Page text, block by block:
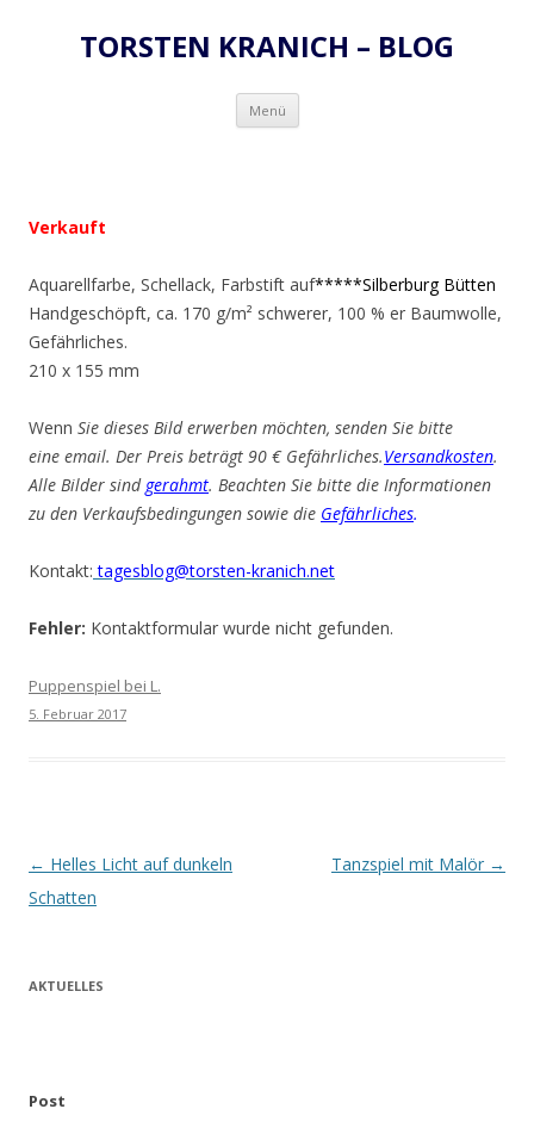
TORSTEN KRANICH – BLOG
Menü Zum
springen
Verkauft
Aquarellfarbe, Schellack, Farbstift auf*****Silberburg Bütten
Handgeschöpft, ca. 170 g/m² schwerer, 100 % er Baumwolle,
Gefährliches.
210 x 155 mm
Wenn Sie dieses Bild erwerben möchten, senden Sie bitte
eine email. Der Preis beträgt 90 € Gefährliches.Versandkosten.
Alle Bilder sind gerahmt. Beachten Sie bitte die Informationen
zu den Verkaufsbedingungen sowie die Gefährliches.
Kontakt: tagesblog@torsten-kranich.net
Fehler: Kontaktformular wurde nicht gefunden.
Puppenspiel bei L.
5. Februar 2017
Beitrags-
Navigation
← Helles Licht auf dunkeln
Schatten
Tanzspiel mit Malör →
AKTUELLES
Post